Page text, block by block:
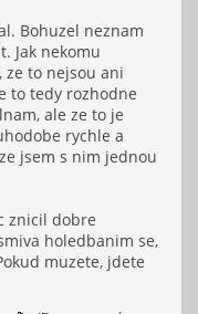
Bohuzel neznam
Jak nekomu
to nejsou ani
to tedy rozhodne
ale ze to je
rychle a
jsem s nim jednou
znicil dobre
holedbanim se,
muzete, jdete